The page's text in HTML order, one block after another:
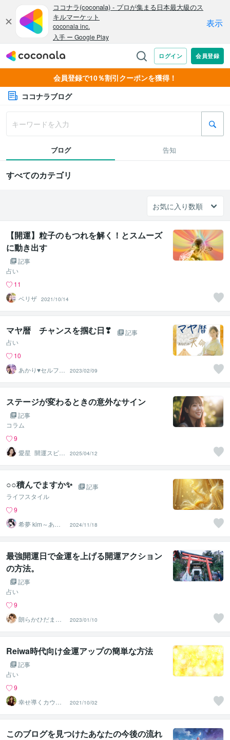
会員登録で10％割引クーポンを獲得！
ココナラブログ
ブログ 告知
すべてのカテゴリ
【開運】粒子のもつれを解く！とスムーズ
に動き出す
記事
占い
11
ベリザ 2021/10/14
マヤ暦 チャンスを掴む日❣
記事
占い
10
あかり♥セルフラ
ブ 自分を愛す
るサポート
2023/02/09
ステージが変わるときの意外なサイン
記事
コラム
9
愛星_開運スピリ
チュアルヒーラ
ー
2025/04/12
○○積んでますか✨
記事
ライフスタイル
9
希夢 kim～あな
たに寄り添う癒
し人～
2024/11/18
最強開運日で金運を上げる開運アクション
の方法。
記事
占い
9
朗らかひだまり
占い屋さん 沙也
加
2023/01/10
Reiwa時代向け金運アップの簡単な方法
記事
占い
9
幸せ導くカウン
セラー あおい
あや
2021/10/02
このブログを見つけたあなたの今後の流れ